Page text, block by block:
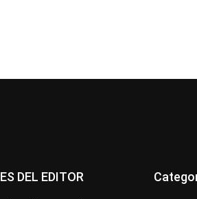
DEL EDITOR